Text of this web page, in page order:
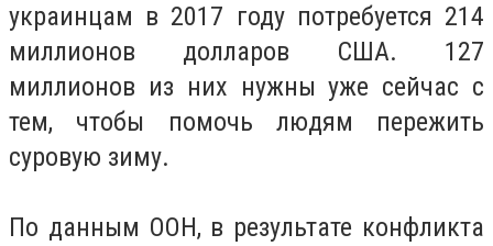
украинцам в 2017 году потребуется 214
миллионов долларов США. 127
миллионов из них нужны уже сейчас с
тем, чтобы помочь людям пережить
суровую зиму.
По данным ООН, в результате конфликта